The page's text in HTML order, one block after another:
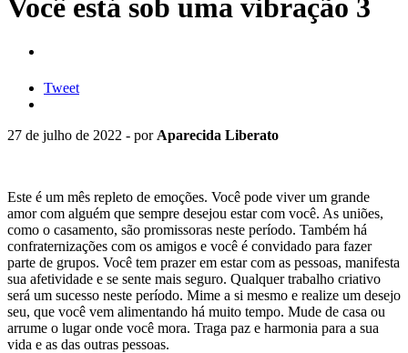
Você está sob uma vibração 3
Tweet
27 de julho de 2022 - por Aparecida Liberato
Este é um mês repleto de emoções. Você pode viver um grande
amor com alguém que sempre desejou estar com você. As uniões,
como o casamento, são promissoras neste período. Também há
confraternizações com os amigos e você é convidado para fazer
parte de grupos. Você tem prazer em estar com as pessoas, manifesta
sua afetividade e se sente mais seguro. Qualquer trabalho criativo
será um sucesso neste período. Mime a si mesmo e realize um desejo
seu, que você vem alimentando há muito tempo. Mude de casa ou
arrume o lugar onde você mora. Traga paz e harmonia para a sua
vida e as das outras pessoas.